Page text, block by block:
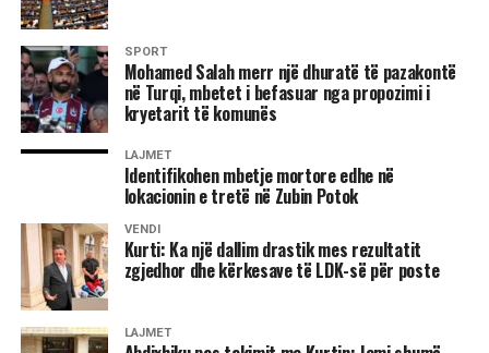
pikë me keqardhje them se jemi në rrugë që nuk jep
Lideri i LDK-së bëri me dije se partia e tij ka kërkuar që ta
propozojë emrin për postin e presidentit.
“Është çështja e presidentit. LDK ka kërkuar që presidenti
të propozohet nga LDK, natyrisht që emrat të diskutohen
Oferta e dhjetorit që LDK të merr jo kryetarit e Kuvendit,
por zvkryeministrin dhe disa ministri nuk është e
mjaftueshme, nuk është e dinjitetshme as për të dhënë
tillë, nëse e doni LDK-në në qeverisje atëherë LDK duhet
SPORT
Mohamed Salah merr një dhuratë të pazakontë
në Turqi, mbetet i befasuar nga propozimi i
kryetarit të komunës
LAJMET
Identifikohen mbetje mortore edhe në
lokacionin e tretë në Zubin Potok
VENDI
Kurti: Ka një dallim drastik mes rezultatit
zgjedhor dhe kërkesave të LDK-së për poste
LAJMET